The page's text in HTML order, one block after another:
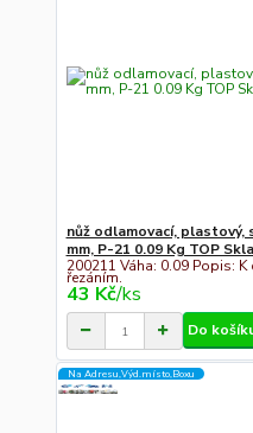
nůž odlamovací, plastový,
mm, P-21 0.09 Kg TOP
200211 Váha: 0.09 Popis:
řezáním.
43 Kč/ks
Do
Na Adresu,Výd.místo,Boxu